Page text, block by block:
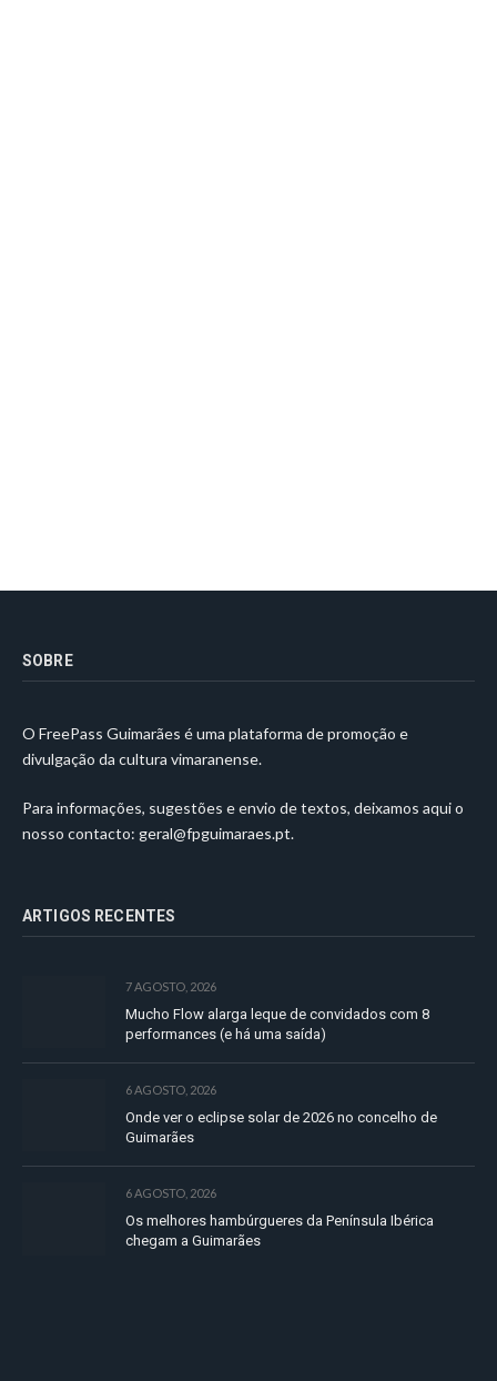
SOBRE
O FreePass Guimarães é uma plataforma de promoção e
divulgação da cultura vimaranense.
Para informações, sugestões e envio de textos, deixamos aqui o
nosso contacto: geral@fpguimaraes.pt.
ARTIGOS RECENTES
7 AGOSTO, 2026
Mucho Flow alarga leque de convidados com 8
performances (e há uma saída)
6 AGOSTO, 2026
Onde ver o eclipse solar de 2026 no concelho de
Guimarães
6 AGOSTO, 2026
Os melhores hambúrgueres da Península Ibérica
chegam a Guimarães